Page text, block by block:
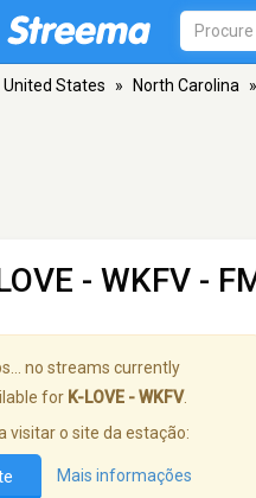
United States » North Carolina »
- WKFV -
no streams currently
for K-LOVE - WKFV.
visitar o site da estação:
Mais informações